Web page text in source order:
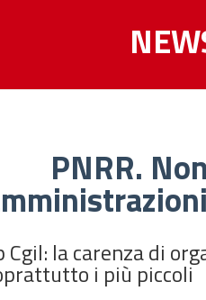
PNRR.
Cgil: la carenza di
i più piccoli